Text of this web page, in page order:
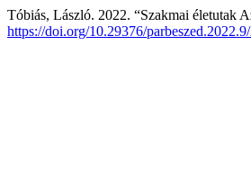
Tóbiás, László. 2022. “Szakmai életutak
https://doi.org/10.29376/